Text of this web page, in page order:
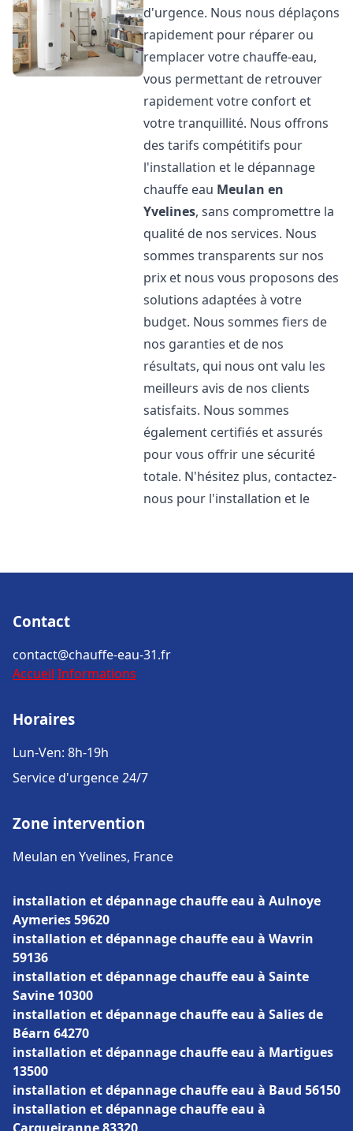
d'urgence. Nous nous déplaçons
rapidement pour réparer ou
remplacer votre chauffe-eau,
vous permettant de retrouver
rapidement votre confort et
votre tranquillité. Nous offrons
des tarifs compétitifs pour
l'installation et le dépannage
chauffe eau Meulan en
Yvelines, sans compromettre la
qualité de nos services. Nous
sommes transparents sur nos
prix et nous vous proposons des
solutions adaptées à votre
budget. Nous sommes fiers de
nos garanties et de nos
résultats, qui nous ont valu les
meilleurs avis de nos clients
satisfaits. Nous sommes
également certifiés et assurés
pour vous offrir une sécurité
totale. N'hésitez plus, contactez-
nous pour l'installation et le
Contact
contact@chauffe-eau-31.fr
Accueil Informations
Horaires
Lun-Ven: 8h-19h
Service d'urgence 24/7
Zone intervention
Meulan en Yvelines, France
installation et dépannage chauffe eau à Aulnoye
Aymeries 59620
installation et dépannage chauffe eau à Wavrin
59136
installation et dépannage chauffe eau à Sainte
Savine 10300
installation et dépannage chauffe eau à Salies de
Béarn 64270
installation et dépannage chauffe eau à Martigues
13500
installation et dépannage chauffe eau à Baud 56150
installation et dépannage chauffe eau à